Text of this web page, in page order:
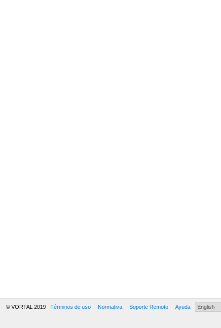
© VORTAL 2019 Términos de uso Normativa Soporte Remoto Ayuda